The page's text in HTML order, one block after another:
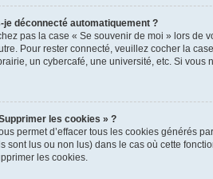
je déconnecté automatiquement ?
pas la case « Se souvenir de moi » lors de
Pour rester connecté, veuillez cocher la
un cybercafé, une université, etc. Si vous
les cookies » ?
permet d’effacer tous les cookies générés
sont lus ou non lus) dans le cas où cette
les cookies.